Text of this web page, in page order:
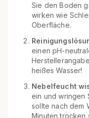
Sie den Boden
wirken wie
Oberfläche.
einen pH-
heißes Wasser!
Nebelfeucht
ein und wringen
sollte nach dem
Minuten trocken